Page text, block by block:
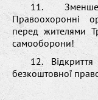
11.
Правоохоронні
перед жителями
самооборони!
12.
безкоштовної